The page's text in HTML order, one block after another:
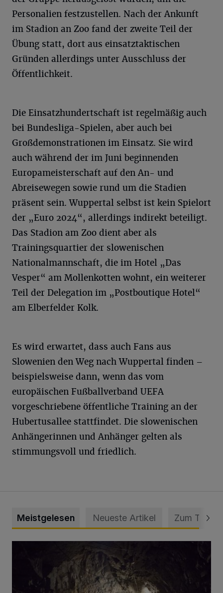
Personalien festzustellen. Nach der Ankunft
im Stadion an Zoo fand der zweite Teil der
Übung statt, dort aus einsatztaktischen
Gründen allerdings unter Ausschluss der
Öffentlichkeit.
Die Einsatzhundertschaft ist regelmäßig auch
bei Bundesliga-Spielen, aber auch bei
Großdemonstrationen im Einsatz. Sie wird
auch während der im Juni beginnenden
Europameisterschaft auf den An- und
Abreisewegen sowie rund um die Stadien
präsent sein. Wuppertal selbst ist kein Spielort
der „Euro 2024“, allerdings indirekt beteiligt.
Das Stadion am Zoo dient aber als
Trainingsquartier der slowenischen
Nationalmannschaft, die im Hotel „Das
Vesper“ am Mollenkotten wohnt, ein weiterer
Teil der Delegation im „Postboutique Hotel“
am Elberfelder Kolk.
Es wird erwartet, dass auch Fans aus
Slowenien den Weg nach Wuppertal finden –
beispielsweise dann, wenn das vom
europäischen Fußballverband UEFA
vorgeschriebene öffentliche Training an der
Hubertusallee stattfindet. Die slowenischen
Anhängerinnen und Anhänger gelten als
stimmungsvoll und friedlich.
Meistgelesen Neueste Artikel Zum Thema